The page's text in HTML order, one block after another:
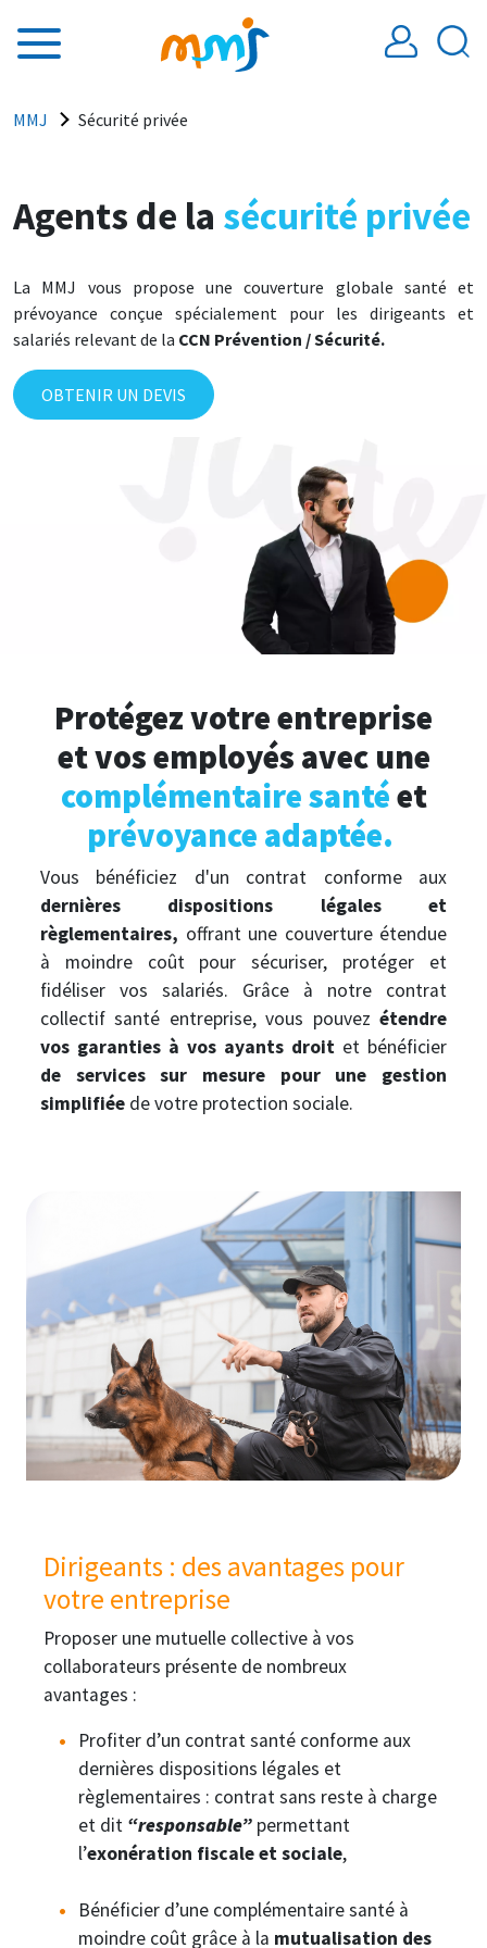
Fil d'Ariane
MMJ Sécurité privée
Agents de la sécurité privée
La MMJ vous propose une couverture globale santé et
prévoyance conçue spécialement pour les dirigeants et
salariés relevant de la CCN Prévention / Sécurité.
OBTENIR UN DEVIS
Protégez votre entreprise
et vos employés avec une
complémentaire santéet
prévoyance adaptée.
Vous bénéficiez d'un contrat conforme aux
dernières dispositions légales et
règlementaires, offrant une couverture étendue
à moindre coût pour sécuriser, protéger et
fidéliser vos salariés. Grâce à notre contrat
collectif santé entreprise, vous pouvez étendre
vos garanties à vos ayants droit et bénéficier
de services sur mesure pour une gestion
simplifiée de votre protection sociale.
Dirigeants : des avantages pour
votre entreprise
Proposer une mutuelle collective à vos
collaborateurs présente de nombreux
avantages :
Profiter d’un contrat santé conforme aux
dernières dispositions légales et
règlementaires : contrat sans reste à charge
et dit “responsable” permettant
l’exonération fiscale et sociale,
Bénéficier d’une complémentaire santé à
moindre coût grâce à la mutualisation des